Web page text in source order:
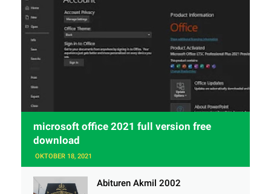
microsoft office 2021 full version free
download
OKTOBER 18, 2021
Abituren Akmil 2002